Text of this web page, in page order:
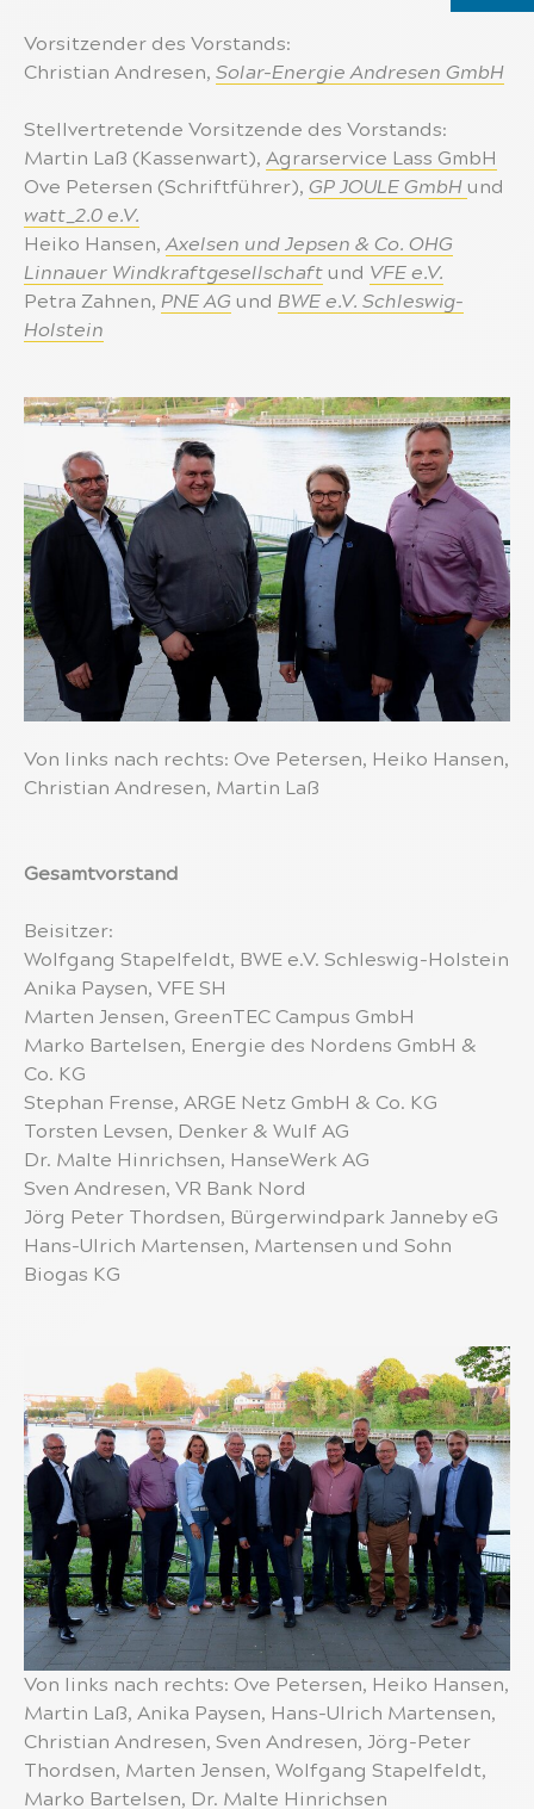
Vorsitzender des Vorstands:
Christian Andresen, Solar-Energie Andresen GmbH
Stellvertretende Vorsitzende des Vorstands:
Martin Laß (Kassenwart), Agrarservice Lass GmbH
Ove Petersen (Schriftführer), GP JOULE GmbH und
watt_2.0 e.V.
Heiko Hansen,Axelsen und Jepsen & Co. OHG
Linnauer Windkraftgesellschaft und VFE e.V.
Petra Zahnen, PNE AG und BWE e.V. Schleswig-
Holstein
Von links nach rechts: Ove Petersen, Heiko Hansen,
Christian Andresen, Martin Laß
Gesamtvorstand
Beisitzer:
Wolfgang Stapelfeldt, BWE e.V. Schleswig-Holstein
Anika Paysen, VFE SH
Marten Jensen, GreenTEC Campus GmbH
Marko Bartelsen, Energie des Nordens GmbH &
Co. KG
Stephan Frense, ARGE Netz GmbH & Co. KG
Torsten Levsen, Denker & Wulf AG
Dr. Malte Hinrichsen, HanseWerk AG
Sven Andresen, VR Bank Nord
Jörg Peter Thordsen, Bürgerwindpark Janneby eG
Hans-Ulrich Martensen, Martensen und Sohn
Biogas KG
Von links nach rechts: Ove Petersen, Heiko Hansen,
Martin Laß, Anika Paysen, Hans-Ulrich Martensen,
Christian Andresen, Sven Andresen, Jörg-Peter
Thordsen, Marten Jensen, Wolfgang Stapelfeldt,
Marko Bartelsen, Dr. Malte Hinrichsen